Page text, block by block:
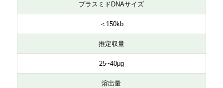
プラスミドDNAサイズ
＜150kb
推定収量
25~40μg
溶出量